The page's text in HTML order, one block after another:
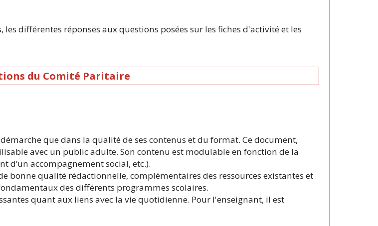
différentes réponses aux questions posées sur les fiches d'activité et les
du Comité Paritaire
que dans la qualité de ses contenus et du format. Ce document,
avec un public adulte. Son contenu est modulable en fonction de la
d’un accompagnement social, etc.).
bonne qualité rédactionnelle, complémentaires des ressources existantes et
des différents programmes scolaires.
quant aux liens avec la vie quotidienne. Pour l'enseignant, il est